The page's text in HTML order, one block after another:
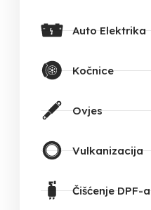
Auto Elektrika
Kočnice
Ovjes
Vulkanizacija
Čišćenje DPF-a